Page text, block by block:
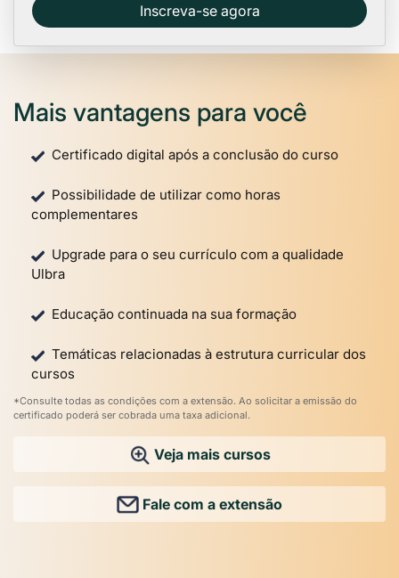
Inscreva-se agora
Mais vantagens para você
Certificado digital após a conclusão do curso
Possibilidade de utilizar como horas
complementares
Upgrade para o seu currículo com a qualidade
Ulbra
Educação continuada na sua formação
Temáticas relacionadas à estrutura curricular dos
cursos
*Consulte todas as condições com a extensão. Ao solicitar a emissão do
certificado poderá ser cobrada uma taxa adicional.
Veja mais cursos
Fale com a extensão